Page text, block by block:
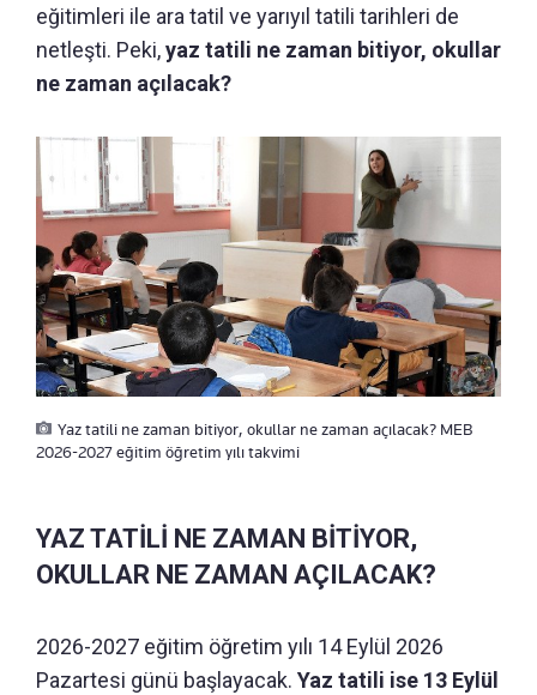
eğitimleri ile ara tatil ve yarıyıl tatili tarihleri de
netleşti. Peki,yaz tatili ne zaman bitiyor, okullar
ne zaman açılacak?
Yaz tatili ne zaman bitiyor, okullar ne zaman açılacak? MEB
2026-2027 eğitim öğretim yılı takvimi
YAZ TATİLİ NE ZAMAN BİTİYOR,
OKULLAR NE ZAMAN AÇILACAK?
2026-2027 eğitim öğretim yılı 14 Eylül 2026
Pazartesi günü başlayacak. Yaz tatili ise 13 Eylül